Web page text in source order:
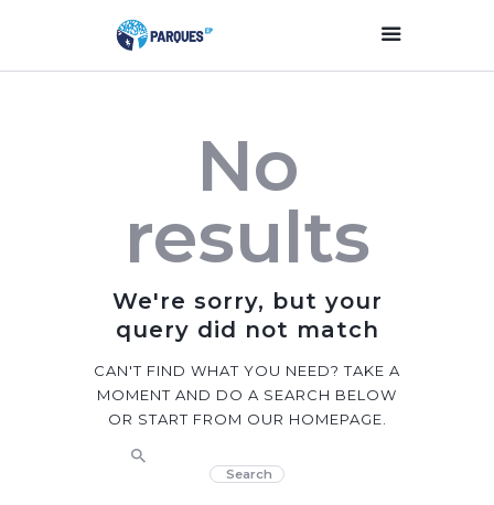
Parques Y Plazas
Participación
Ciudadana
Planificación
Transparencia
Contacto
No
results
We're sorry, but your
query did not match
CAN'T FIND WHAT YOU NEED? TAKE A
MOMENT AND DO A SEARCH BELOW
OR START FROM OUR HOMEPAGE